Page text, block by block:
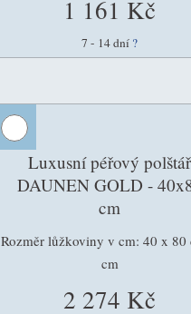
1 161 Kč
7 - 14 dní ?
Luxusní péřový polštář
DAUNEN GOLD -
cm
Rozměr lůžkoviny v cm: 40 x 80
cm
2 274 Kč